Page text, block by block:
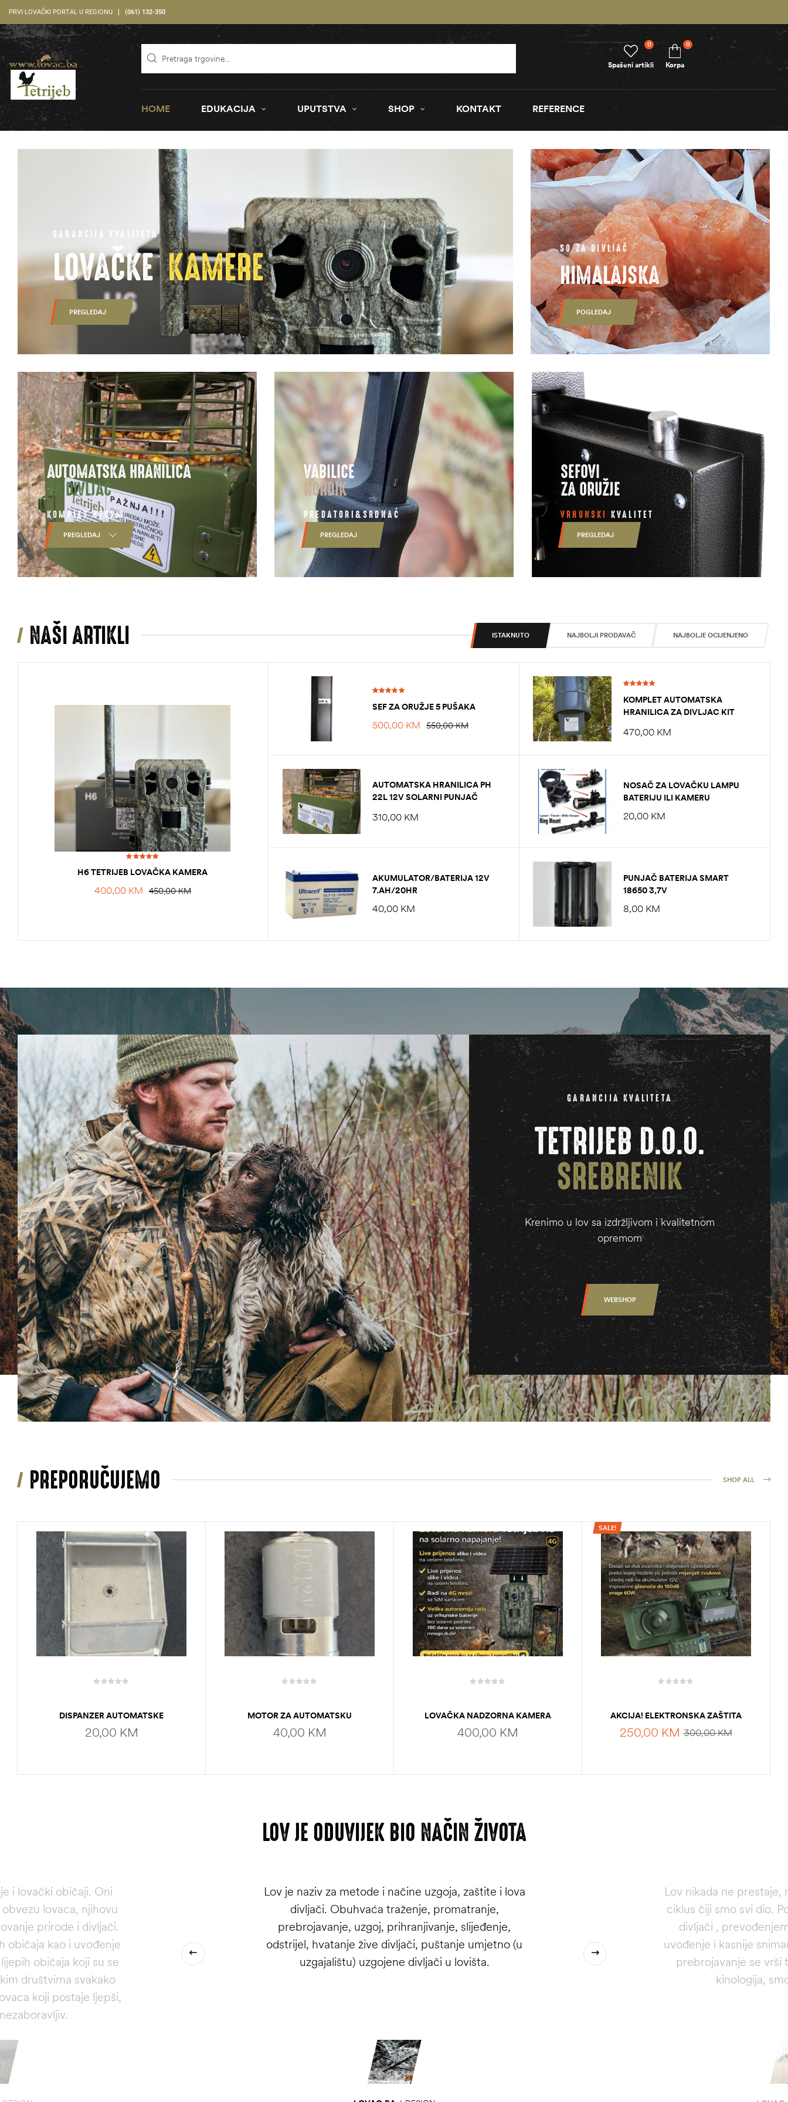
PRVI LOVAČKI PORTAL U REGIONU (061) 132-350
Spašeni artikli
0
Korpa
0
HOME EDUKACIJA UPUTSTVA SHOP KONTAKT REFERENCE
GARANCIJA KVALITETA
LOVAČKEKAMERE
PREGLEDAJ
SO ZA DIVLJAČ
HIMALAJSKA
POGLEDAJ
KOMPLET 470KM
AUTOMATSKA HRANILICA
ZA DIVLJAČ
PREGLEDAJ
PREDATORI&SRDNAĆ
VABILICE
NORDIK
PREGLEDAJ
VRHUNSKI KVALITET
SEFOVI
ZA ORUŽJE
PREGLEDAJ
NAŠI ARTIKLI ISTAKNUTO NAJBOLJI PRODAVAČ NAJBOLJE OCIJENJENO
5.00od 5
H6 TETRIJEB LOVAČKA KAMERA
450,00KM
400,00 KM
5.00 od 5
SEF ZA ORUŽJE 5 PUŠAKA
550,00KM
500,00 KM
5.00od 5
KOMPLET AUTOMATSKA
HRANILICA ZA DIVLJAC KIT
470,00 KM
AUTOMATSKA HRANILICA PH
22L 12V SOLARNI PUNJAČ
310,00 KM
NOSAČ ZA LOVAČKU LAMPU
BATERIJU ILI KAMERU
20,00 KM
AKUMULATOR/BATERIJA 12V
7.AH/20HR
40,00 KM
PUNJAČ BATERIJA SMART
18650 3,7V
8,00 KM
GARANCIJA KVALITETA
TETRIJEB D.O.O.
SREBRENIK
Krenimo u lov sa izdržljivom i kvalitetnom
opremom
WEBSHOP
PREPORUČUJEMO SHOP ALL
DISPANZER AUTOMATSKE
HRANILICE
20,00 KM
MOTOR ZA AUTOMATSKU
HRANILICU DC 12V
40,00 KM
LOVAČKA NADZORNA KAMERA
TETRIJEB A8
400,00 KM
SALE!
AKCIJA! ELEKTRONSKA ZAŠTITA
OD DIVLJIH SVINJA I OSTALIH
ŠTETOČINA U POLJU
300,00KM
250,00 KM
LOV JE ODUVIJEK BIO NAČIN ŽIVOTA
i lovački običaji. Oni
lovaca, njihovu
prirode i divljači.
običaja kao i uvođenje
običaja koji su se
društvima svakako
koji postaje ljepši,
Lov je naziv za metode i načine uzgoja, zaštite i lova
divljači. Obuhvaća traženje, promatranje,
prebrojavanje, uzgoj, prihranjivanje, slijeđenje,
odstrijel, hvatanje žive divljači, puštanje umjetno (u
uzgajalištu) uzgojene divljači u lovišta.
Lov nikada ne prestaje,
ciklus čiji smo svi dio.
divljači ,
uvođenje i kasnije
prebrojavanje se vrši
kinologija,